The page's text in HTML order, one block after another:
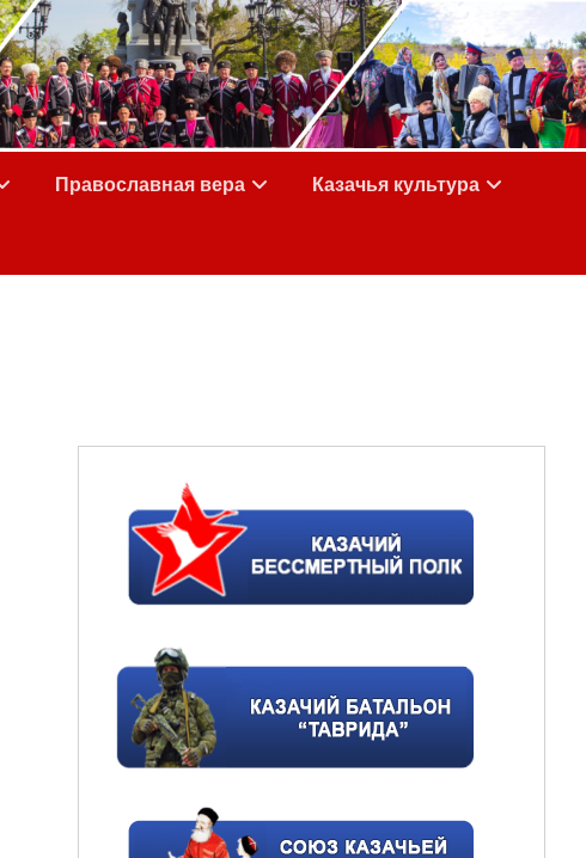
Православная вера Казачья культура